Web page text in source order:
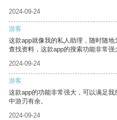
2024-09-24
游客
这款app就像我的私人助理，随时随
查找资料，这款app的搜索功能非常强
2024-09-24
游客
这款app的功能非常强大，可以满足
中游刃有余。
2024-09-24